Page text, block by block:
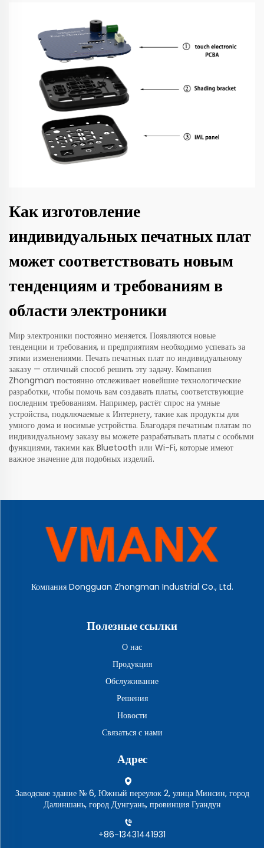
Как изготовление
индивидуальных печатных плат
может соответствовать новым
тенденциям и требованиям в
области электроники
Мир электроники постоянно меняется. Появляются новые
тенденции и требования, и предприятиям необходимо успевать за
этими изменениями. Печать печатных плат по индивидуальному
заказу — отличный способ решить эту задачу. Компания
Zhongman постоянно отслеживает новейшие технологические
разработки, чтобы помочь вам создавать платы, соответствующие
последним требованиям. Например, растёт спрос на умные
устройства, подключаемые к Интернету, такие как продукты для
умного дома и носимые устройства. Благодаря печатным платам по
индивидуальному заказу вы можете разрабатывать платы с особыми
функциями, такими как Bluetooth или Wi-Fi, которые имеют
важное значение для подобных изделий.
Компания Dongguan Zhongman Industrial Co., Ltd.
Полезные ссылки
О нас
Продукция
Обслуживание
Решения
Новости
Связаться с нами
Адрес
Заводское здание № 6, Южный переулок 2, улица Минсин, город
Далиншань, город Дунгуань, провинция Гуандун
+86-13431441931